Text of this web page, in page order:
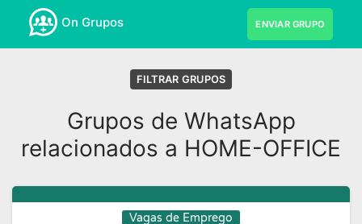
On Grupos ENVIAR GRUPO
FILTRAR GRUPOS
Grupos de WhatsApp
relacionados a HOME-OFFICE
Vagas de Emprego